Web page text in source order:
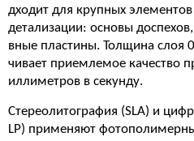
дходит для крупных
детализации: основы
вные пластины. Толщина слоя
чивает приемлемое качество
иллиметров в секунду.
Стереолитография (SLA) и
LP) применяют